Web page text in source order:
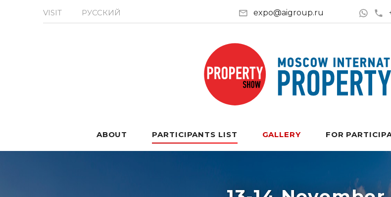
VISIT РУССКИЙ expo@aigroup.ru
ABOUT PARTICIPANTS LIST GALLERY FOR